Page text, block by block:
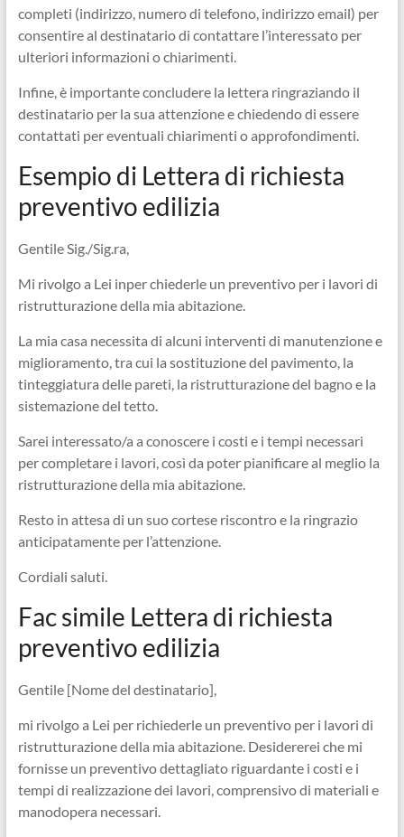
completi (indirizzo, numero di telefono, indirizzo email) per
consentire al destinatario di contattare l’interessato per
ulteriori informazioni o chiarimenti.
Infine, è importante concludere la lettera ringraziando il
destinatario per la sua attenzione e chiedendo di essere
contattati per eventuali chiarimenti o approfondimenti.
Esempio di Lettera di richiesta
preventivo edilizia
Gentile Sig./Sig.ra,
Mi rivolgo a Lei inper chiederle un preventivo per i lavori di
ristrutturazione della mia abitazione.
La mia casa necessita di alcuni interventi di manutenzione e
miglioramento, tra cui la sostituzione del pavimento, la
tinteggiatura delle pareti, la ristrutturazione del bagno e la
sistemazione del tetto.
Sarei interessato/a a conoscere i costi e i tempi necessari
per completare i lavori, così da poter pianificare al meglio la
ristrutturazione della mia abitazione.
Resto in attesa di un suo cortese riscontro e la ringrazio
anticipatamente per l’attenzione.
Cordiali saluti.
Fac simile Lettera di richiesta
preventivo edilizia
Gentile [Nome del destinatario],
mi rivolgo a Lei per richiederle un preventivo per i lavori di
ristrutturazione della mia abitazione. Desidererei che mi
fornisse un preventivo dettagliato riguardante i costi e i
tempi di realizzazione dei lavori, comprensivo di materiali e
manodopera necessari.